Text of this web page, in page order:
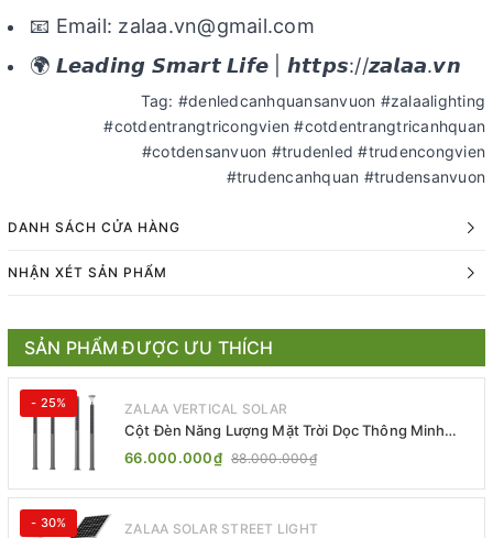
📧 Email: zalaa.vn@gmail.com
🌍 𝙇𝙚𝙖𝙙𝙞𝙣𝙜 𝙎𝙢𝙖𝙧𝙩 𝙇𝙞𝙛𝙚 | 𝙝𝙩𝙩𝙥𝙨://𝙯𝙖𝙡𝙖𝙖.𝙫𝙣
Tag: #denledcanhquansanvuon #zalaalighting
#cotdentrangtricongvien #cotdentrangtricanhquan
#cotdensanvuon #trudenled #trudencongvien
#trudencanhquan #trudensanvuon
DANH SÁCH CỬA HÀNG
NHẬN XÉT SẢN PHẨM
SẢN PHẨM ĐƯỢC ƯU THÍCH
- 25% ZALAA VERTICAL SOLAR
Cột Đèn Năng Lượng Mặt Trời Dọc Thông Minh
ZSR-YYDS-360 | ZALAA Jsc
66.000.000₫ 88.000.000₫
- 30% ZALAA SOLAR STREET LIGHT